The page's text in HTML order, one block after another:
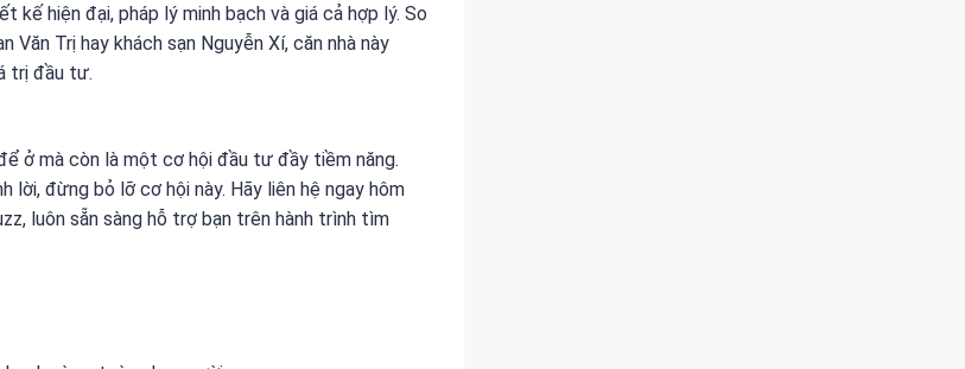
hiện đại, pháp lý minh bạch và giá cả hợp lý. So
Trị hay khách sạn Nguyễn Xí, căn nhà này
trị đầu tư.
ở mà còn là một cơ hội đầu tư đầy tiềm năng.
đừng bỏ lỡ cơ hội này. Hãy liên hệ ngay hôm
luôn sẵn sàng hỗ trợ bạn trên hành trình tìm